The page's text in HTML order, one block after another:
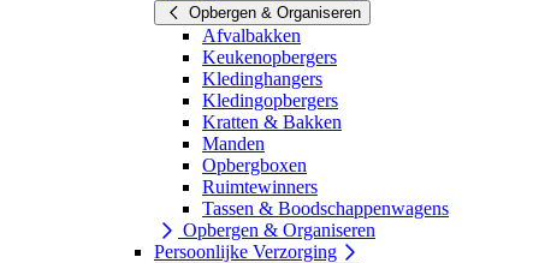
Opbergen & Organiseren
Afvalbakken
Keukenopbergers
Kledinghangers
Kledingopbergers
Kratten & Bakken
Manden
Opbergboxen
Ruimtewinners
Tassen & Boodschappenwagens
Opbergen & Organiseren
Persoonlijke Verzorging